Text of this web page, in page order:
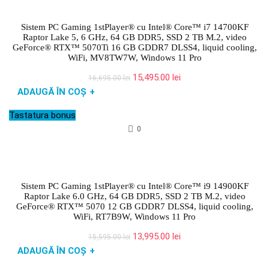
Sistem PC Gaming 1stPlayer® cu Intel® Core™ i7 14700KF
Raptor Lake 5, 6 GHz, 64 GB DDR5, SSD 2 TB M.2, video
GeForce® RTX™ 5070Ti 16 GB GDDR7 DLSS4, liquid cooling,
WiFi, MV8TW7W, Windows 11 Pro
16,695.00lei Prețul
15,495.00 lei
ADAUGĂ ÎN COȘ +
Tastatura bonus
0
Sistem PC Gaming 1stPlayer® cu Intel® Core™ i9 14900KF
Raptor Lake 6.0 GHz, 64 GB DDR5, SSD 2 TB M.2, video
GeForce® RTX™ 5070 12 GB GDDR7 DLSS4, liquid cooling,
WiFi, RT7B9W, Windows 11 Pro
15,595.00lei Prețul
13,995.00 lei
ADAUGĂ ÎN COȘ +